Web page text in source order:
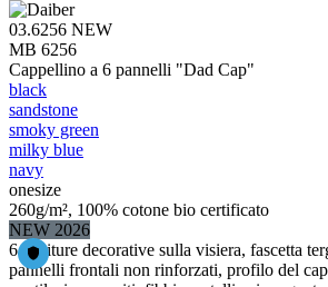
03.6256 NEW
MB 6256
Cappellino a 6 pannelli "Dad Cap"
black
sandstone
smoky green
milky blue
navy
onesize
260g/m², 100% cotone bio certificato
NEW 2026
6 cuciture decorative sulla visiera, fascetta
pannelli frontali non rinforzati, profilo del